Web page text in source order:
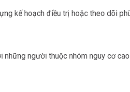
kế hoạch điều trị hoặc theo dõi
người thuộc nhóm nguy cơ